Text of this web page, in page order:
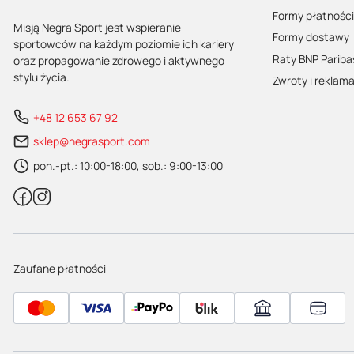
Misją Negra Sport jest wspieranie
sportowców na każdym poziomie ich kariery
oraz propagowanie zdrowego i aktywnego
stylu życia.
+48 12 653 67 92
sklep@negrasport.com
pon.-pt.: 10:00-18:00, sob.: 9:00-13:00
Formy płatności
Formy dostawy
Raty BNP
Zwroty i
Zaufane płatności